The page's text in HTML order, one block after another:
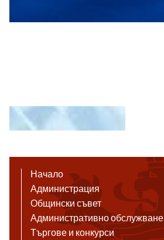
Начало
Администрация
Общински съвет
Административно обслужване
Търгове и конкурси